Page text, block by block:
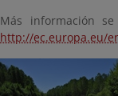
Más información
http://ec.europa.eu/